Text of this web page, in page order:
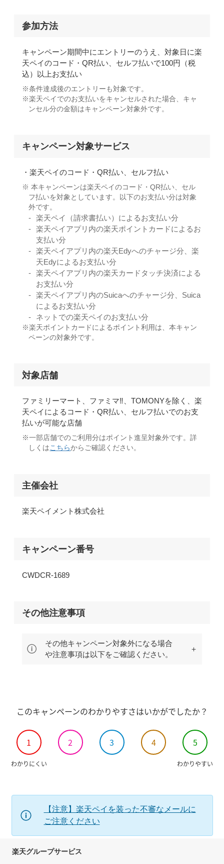
参加方法
キャンペーン期間中にエントリーのうえ、対象日に楽
天ペイのコード・QR払い、セルフ払いで100円（税
込）以上お支払い
条件達成後のエントリーも対象です。
楽天ペイでのお支払いをキャンセルされた場合、キャ
ンセル分の金額はキャンペーン対象外です。
キャンペーン対象サービス
楽天ペイのコード・QR払い、セルフ払い
本キャンペーンは楽天ペイのコード・QR払い、セル
フ払いを対象としています。以下のお支払い分は対象
外です。
楽天ペイ（請求書払い）によるお支払い分
楽天ペイアプリ内の楽天ポイントカードによるお
支払い分
楽天ペイアプリ内の楽天Edyへのチャージ分、楽
天Edyによるお支払い分
楽天ペイアプリ内の楽天カードタッチ決済による
お支払い分
楽天ペイアプリ内のSuicaへのチャージ分、Suica
によるお支払い分
ネットでの楽天ペイのお支払い分
楽天ポイントカードによるポイント利用は、本キャン
ペーンの対象外です。
対象店舗
ファミリーマート、ファミマ‼、TOMONYを除く、楽
天ペイによるコード・QR払い、セルフ払いでのお支
払いが可能な店舗
一部店舗でのご利用分はポイント進呈対象外です。詳
しくはこちらからご確認ください。
主催会社
楽天ペイメント株式会社
キャンペーン番号
CWDCR-1689
その他注意事項
その他キャンペーン対象外になる場合
や注意事項は以下をご確認ください。
合や、弊社が不正と合理的に判断した場合は、特典ポ
天災地変や大規模システム障害などの影響により、実
施または継続が困難と弊社が判断した場合、予告なく
キャンペーンを中止する場合があります。あらかじめ
ご了承ください。
キャンペーンに参加できません。
獲得された特典ポイントは ポイント実績よりご確認く
ださい。
期間限定ポイントの詳細は
キャンペーン対象となる取引に関するデータの遅れな
このキャンペーンのわかりやすさはいかがでしたか？
1 2 3 4 5
わかりにくい わかりやすい
【注意】楽天ペイを装った不審なメールに
ご注意ください
楽天グループサービス